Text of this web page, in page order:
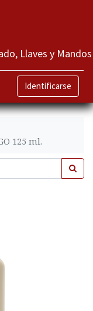
Llaves y Mandos
Identificarse
125 ml.